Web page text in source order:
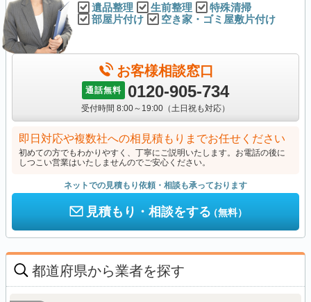
遺品整理 生前整理
特殊清掃
部屋片付け
空き家・ゴミ屋敷片付け
お客様相談窓口
通話無料 0120-905-734
受付時間 8:00～19:00（土日祝も対応）
即日対応や複数社への相見積もりまでお任せください
初めての方でもわかりやすく、丁寧にご説明いたします。お電話の後に
しつこい営業はいたしませんのでご安心ください。
ネットでの見積もり依頼・相談も承っております
見積もり・相談をする（無料）
都道府県から業者を探す